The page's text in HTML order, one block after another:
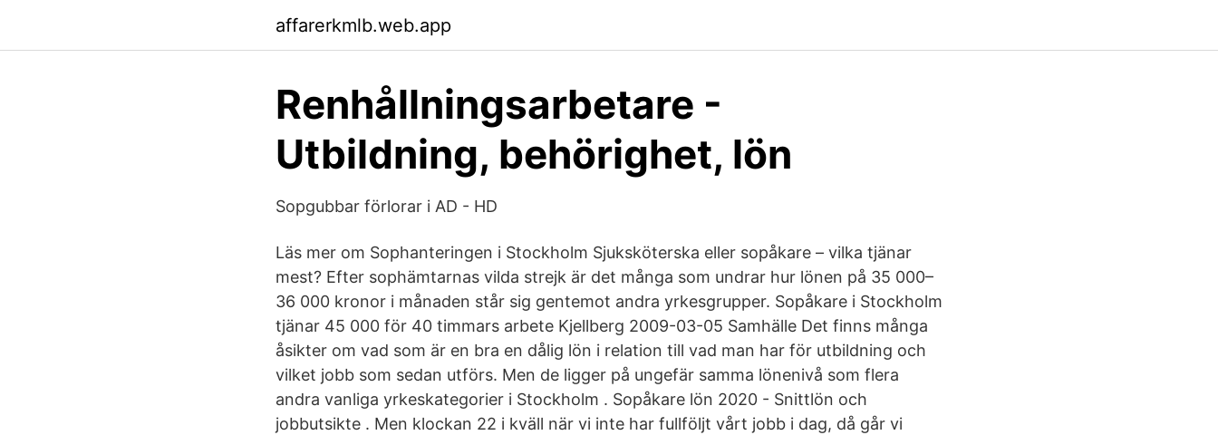
affarerkmlb.web.app
Renhållningsarbetare -
Utbildning, behörighet, lön
Sopgubbar förlorar i AD - HD
Läs mer om Sophanteringen i Stockholm Sjuksköterska eller sopåkare – vilka tjänar
mest? Efter sophämtarnas vilda strejk är det många som undrar hur lönen på 35 000–
36 000 kronor i månaden står sig gentemot andra yrkesgrupper. Sopåkare i Stockholm
tjänar 45 000 för 40 timmars arbete Kjellberg 2009-03-05 Samhälle Det finns många
åsikter om vad som är en bra en dålig lön i relation till vad man har för utbildning och
vilket jobb som sedan utförs. Men de ligger på ungefär samma lönenivå som flera
andra vanliga yrkeskategorier i Stockholm . Sopåkare lön 2020 - Snittlön och
jobbutsikte . Men klockan 22 i kväll när vi inte har fullföljt vårt jobb i dag, då går vi